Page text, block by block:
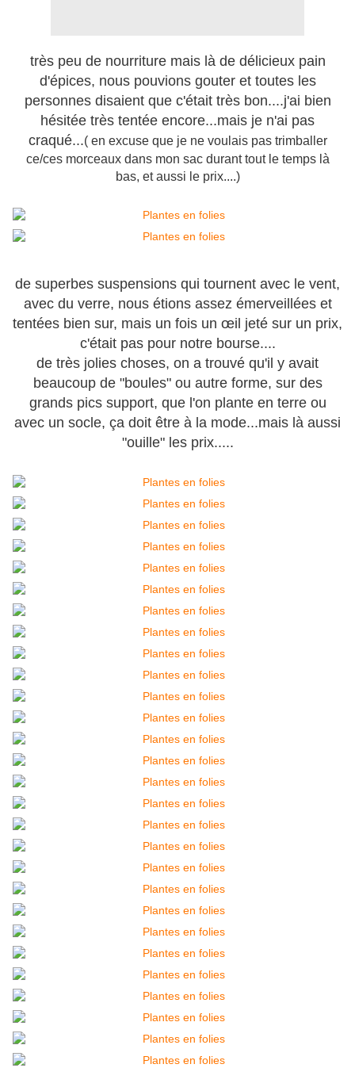
très peu de nourriture mais là de délicieux pain
d'épices, nous pouvions gouter et toutes les
personnes disaient que c'était très bon....j'ai bien
hésitée très tentée encore...mais je n'ai pas
craqué...( en excuse que je ne voulais pas trimballer
ce/ces morceaux dans mon sac durant tout le temps là
bas, et aussi le prix....)
de superbes suspensions qui tournent avec le vent,
avec du verre, nous étions assez émerveillées et
tentées bien sur, mais un fois un œil jeté sur un prix,
c'était pas pour notre bourse....
de très jolies choses, on a trouvé qu'il y avait
beaucoup de "boules" ou autre forme, sur des
grands pics support, que l'on plante en terre ou
avec un socle, ça doit être à la mode...mais là aussi
"ouille" les prix.....